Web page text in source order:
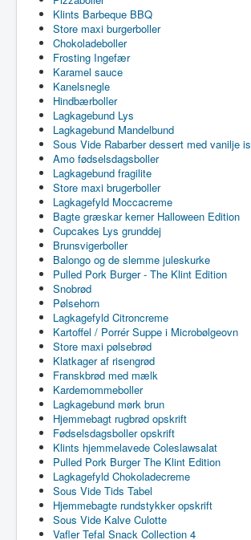
Klints Barbeque BBQ
Store maxi burgerboller
Chokoladeboller
Frosting Ingefær
Karamel sauce
Kanelsnegle
Hindbærboller
Lagkagebund Lys
Lagkagebund Mandelbund
Sous Vide Rabarber dessert med vanilje is
Amo fødselsdagsboller
Lagkagebund fragilite
Store maxi brugerboller
Lagkagefyld Moccacreme
Bagte græskar kerner Halloween Edition
Cupcakes Lys grunddej
Brunsvigerboller
Balongo og de slemme juleskurke
Pulled Pork Burger - The Klint Edition
Snobrød
Pølsehorn
Lagkagefyld Citroncreme
Kartoffel / Porrér Suppe i Microbølgeovn
Store maxi pølsebrød
Klatkager af risengrød
Franskbrød med mælk
Kardemommeboller
Lagkagebund mørk brun
Hjemmebagt rugbrød opskrift
Fødselsdagsboller opskrift
Klints hjemmelavede Coleslawsalat
Pulled Pork Burger The Klint Edition
Lagkagefyld Chokoladecreme
Sous Vide Tids Tabel
Hjemmebagte rundstykker opskrift
Sous Vide Kalve Culotte
Vafler Tefal Snack Collection 4